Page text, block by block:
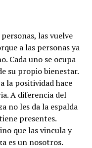
las vuelve
a las personas ya
Cada uno se ocupa
su propio bienestar.
la positividad hace
A diferencia del
no les da la espalda
presentes.
que las vincula y
es un nosotros.